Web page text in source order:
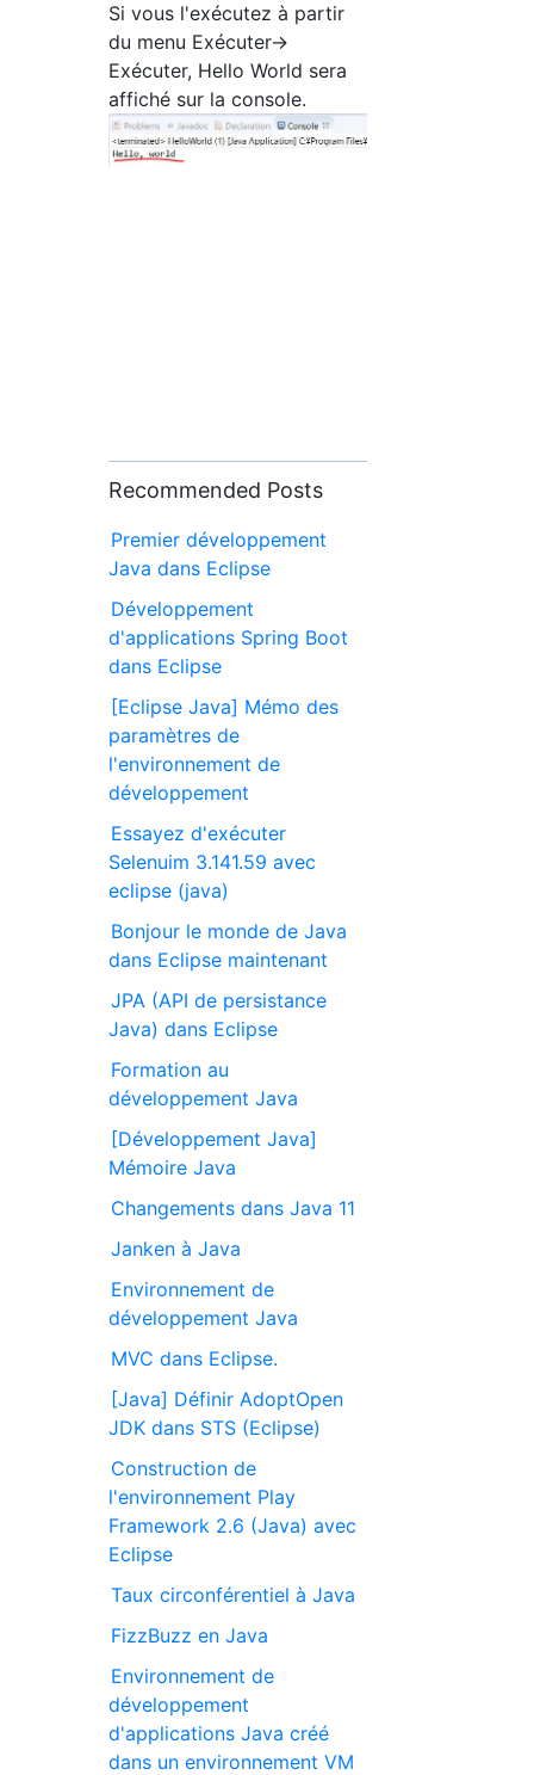
Si vous l'exécutez à partir
du menu Exécuter->
Exécuter, Hello World sera
affiché sur la console.
Recommended Posts
Premier développement
Java dans Eclipse
Développement
d'applications Spring Boot
dans Eclipse
[Eclipse Java] Mémo des
paramètres de
l'environnement de
développement
Essayez d'exécuter
Selenuim 3.141.59 avec
eclipse (java)
Bonjour le monde de Java
dans Eclipse maintenant
JPA (API de persistance
Java) dans Eclipse
Formation au
développement Java
[Développement Java]
Mémoire Java
Changements dans Java 11
Janken à Java
Environnement de
développement Java
MVC dans Eclipse.
[Java] Définir AdoptOpen
JDK dans STS (Eclipse)
Construction de
l'environnement Play
Framework 2.6 (Java) avec
Eclipse
Taux circonférentiel à Java
FizzBuzz en Java
Environnement de
développement
d'applications Java créé
dans un environnement VM